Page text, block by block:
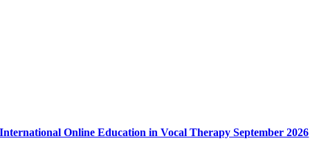
International Online Education in Vocal Therapy September 2026